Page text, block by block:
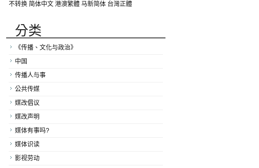
不转换 简体中文 港澳繁體 马新简体 台灣正體
分类
《传播、文化与政治》
中国
传播人与事
公共传媒
媒改倡议
媒改声明
媒体有事吗?
媒体识读
影视劳动